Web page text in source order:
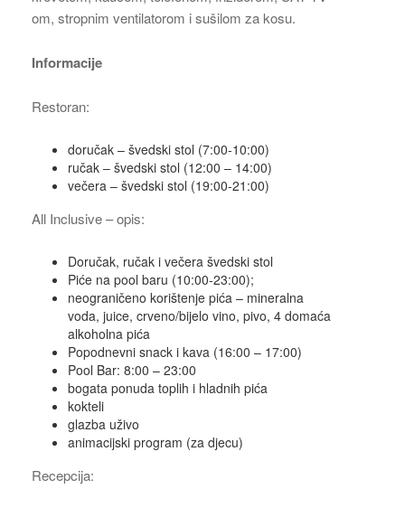
om, stropnim ventilatorom i sušilom za kosu.
Informacije
Restoran:
doručak – švedski stol (7:00-10:00)
ručak – švedski stol (12:00 – 14:00)
večera – švedski stol (19:00-21:00)
All Inclusive – opis:
Doručak, ručak i večera švedski stol
Piće na pool baru (10:00-23:00);
neograničeno korištenje pića – mineralna
voda, juice, crveno/bijelo vino, pivo, 4 domaća
alkoholna pića
Popodnevni snack i kava (16:00 – 17:00)
Pool Bar: 8:00 – 23:00
bogata ponuda toplih i hladnih pića
kokteli
glazba uživo
animacijski program (za djecu)
Recepcija: